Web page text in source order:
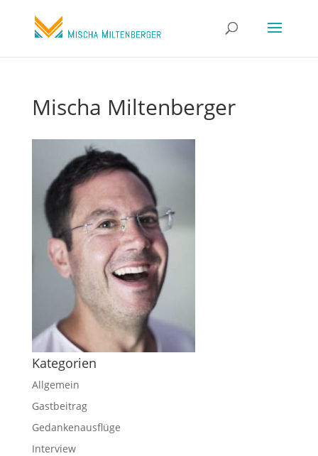
Mischa Miltenberger
Kategorien
Allgemein
Gastbeitrag
Gedankenausflüge
Interview